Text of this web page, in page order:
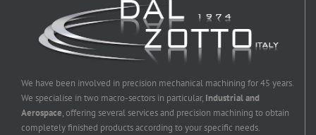
We have been involved in precision mechanical machining for 45 years.
We specialise in two macro-sectors in particular, Industrial and
Aerospace, offering several services and precision machining to obtain
completely finished products according to your specific needs.